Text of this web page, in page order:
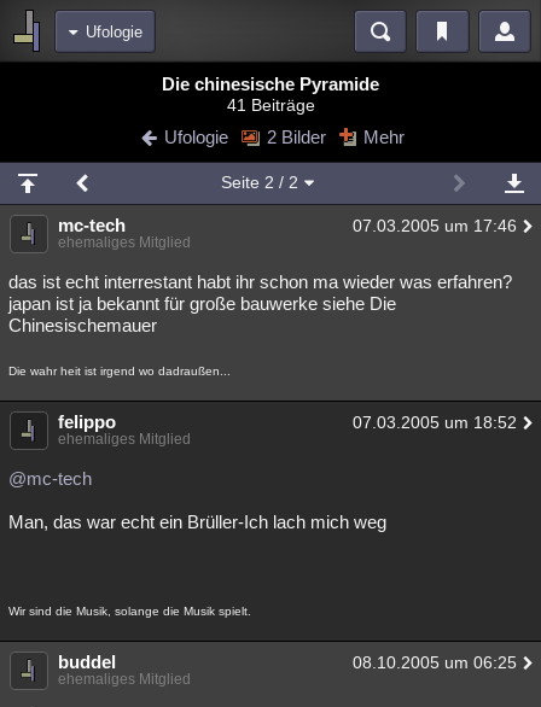
Ufologie
Blogs
Chat Wiki Neuigkeiten
meine Rubriken
Menschen Mystery Kriminalfälle
Spiritualität Verschwörungen Technologie Ufologie
Natur Umfragen
Philosophie Träume Orte Esoterik Literatur
Astronomie Helpdesk
Übersichten
Lesenswert Schlüsselwörter
Die chinesische Pyramide
41 Beiträge
Ufologie 2 Bilder Mehr
Seite 2 / 2
mc-tech 07.03.2005 um 17:46
ehemaliges Mitglied
das ist echt interrestant habt ihr schon ma wieder was erfahren?
japan ist ja bekannt für große bauwerke siehe Die
Chinesischemauer
Die wahr heit ist irgend wo dadraußen...
felippo 07.03.2005 um 18:52
ehemaliges Mitglied
@mc-tech
Man, das war echt ein Brüller-Ich lach mich weg
Wir sind die Musik, solange die Musik spielt.
buddel 08.10.2005 um 06:25
ehemaliges Mitglied